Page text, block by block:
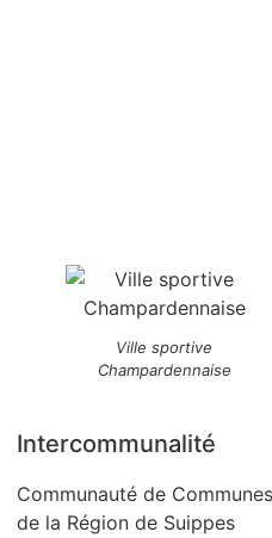
Ville sportive
Champardennaise
Intercommunalité
Communauté de Communes
de la Région de Suippes